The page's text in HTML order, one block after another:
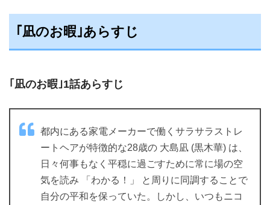
｢凪のお暇｣あらすじ
｢凪のお暇｣1話あらすじ
都内にある家電メーカーで働くサラサラストレ
ートヘアが特徴的な28歳の 大島凪 (黒木華) は、
日々何事もなく平穏に過ごすために常に場の空
気を読み 「わかる！」 と周りに同調することで
自分の平和を保っていた。しかし、いつもニコ